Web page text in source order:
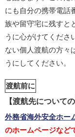
にも自分の携帯電話
族や留守宅に残すと
うに心がけてくださ
ない個人渡航の方々
うにしてください。
渡航前に
【渡航先について
外務省海外安全ホー
のホームページなど